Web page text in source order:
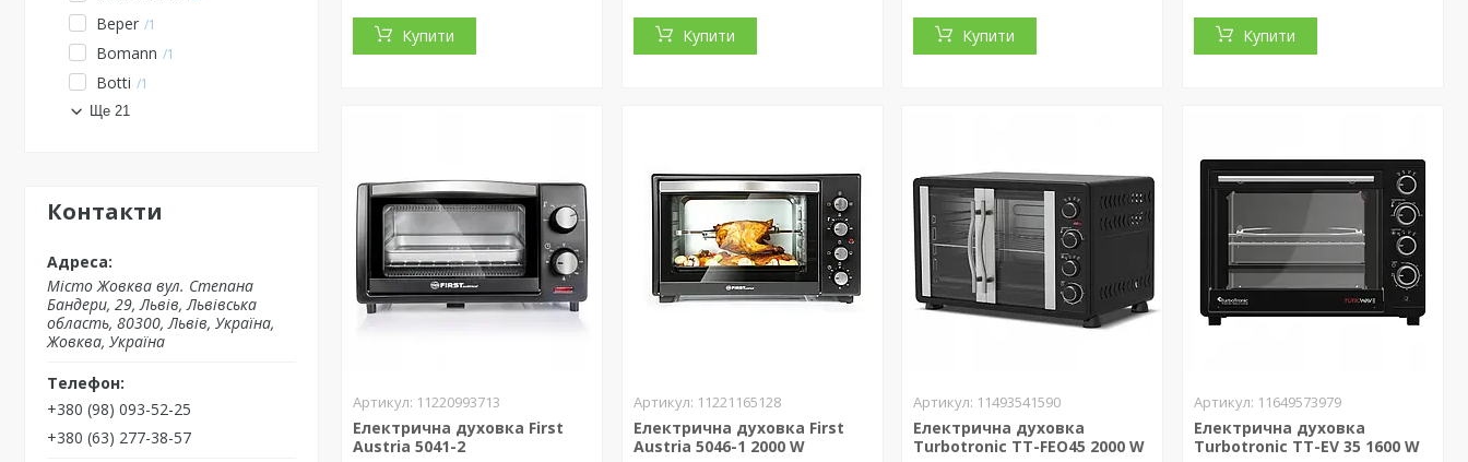
Beper 1
Bomann 1
Botti 1
Ще 21
Контакти
Місто Жовква вул. Степана
Бандери, 29, Львів, Львівська
область, 80300, Львів, Україна,
Жовква, Україна
+380 (98) 093-52-25
+380 (63) 277-38-57
Купити Купити Купити Купити
11220993713
Електрична духовка First
Austria 5041-2
11221165128
Електрична духовка First
Austria 5046-1 2000 W
11493541590
Електрична духовка
Turbotronic TT-FEO45 2000 W
11649573979
Електрична духовка
Turbotronic TT-EV 35 1600 W